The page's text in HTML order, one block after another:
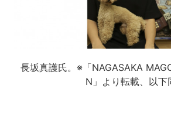
長坂真護氏。※「NAGASAKA
N」より転載、以下